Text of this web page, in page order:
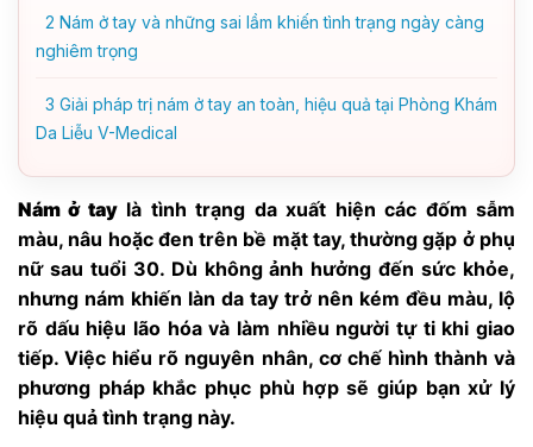
2 Nám ở tay và những sai lầm khiến tình trạng ngày càng
nghiêm trọng
3 Giải pháp trị nám ở tay an toàn, hiệu quả tại Phòng Khám
Da Liễu V-Medical
Nám ở taylà tình trạng da xuất hiện các đốm sẫm
màu, nâu hoặc đen trên bề mặt tay, thường gặp ở phụ
nữ sau tuổi 30. Dù không ảnh hưởng đến sức khỏe,
nhưng nám khiến làn da tay trở nên kém đều màu, lộ
rõ dấu hiệu lão hóa và làm nhiều người tự ti khi giao
tiếp. Việc hiểu rõ nguyên nhân, cơ chế hình thành và
phương pháp khắc phục phù hợp sẽ giúp bạn xử lý
hiệu quả tình trạng này.